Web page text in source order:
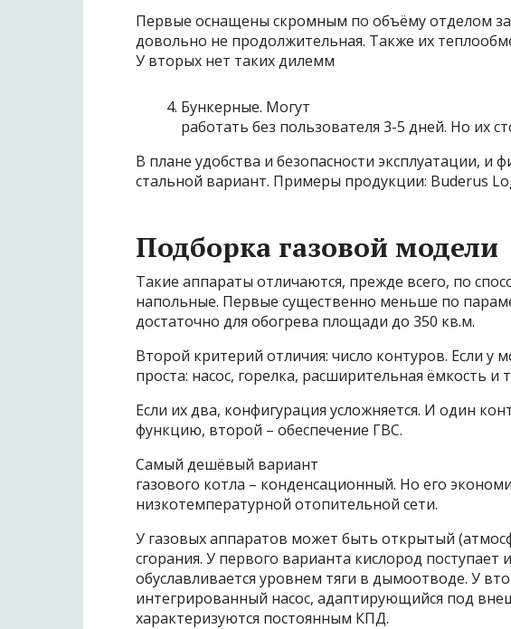
Первые оснащены скромным по объёму отделом
довольно не продолжительная. Также их
У вторых нет таких дилемм
Бункерные. Могут
работать без пользователя 3-5 дней. Но их
В плане удобства и безопасности эксплуатации, и
стальной вариант. Примеры продукции: Buderus
Подборка газовой модели
Такие аппараты отличаются, прежде всего, по
напольные. Первые существенно меньше по
достаточно для обогрева площади до 350 кв.м.
Второй критерий отличия: число контуров. Если у
проста: насос, горелка, расширительная ёмкость и
Если их два, конфигурация усложняется. И один
функцию, второй – обеспечение ГВС.
Самый дешёвый вариант
газового котла – конденсационный. Но его
низкотемпературной отопительной сети.
У газовых аппаратов может быть открытый
сгорания. У первого варианта кислород
обуславливается уровнем тяги в дымоотводе. У
интегрированный насос, адаптирующийся под
характеризуются постоянным КПД.